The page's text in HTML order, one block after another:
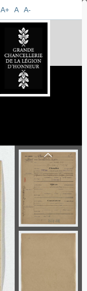
A+ A A-